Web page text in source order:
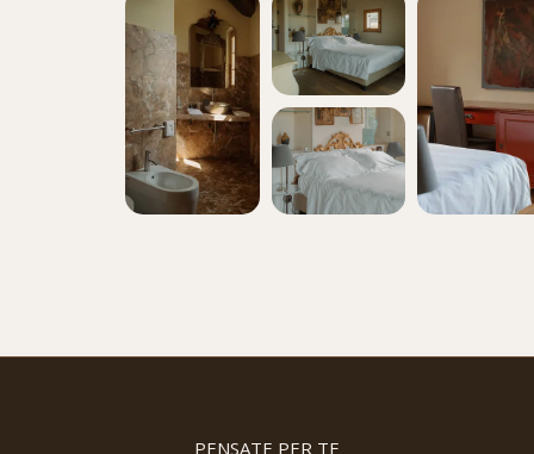
PENSATE PER TE